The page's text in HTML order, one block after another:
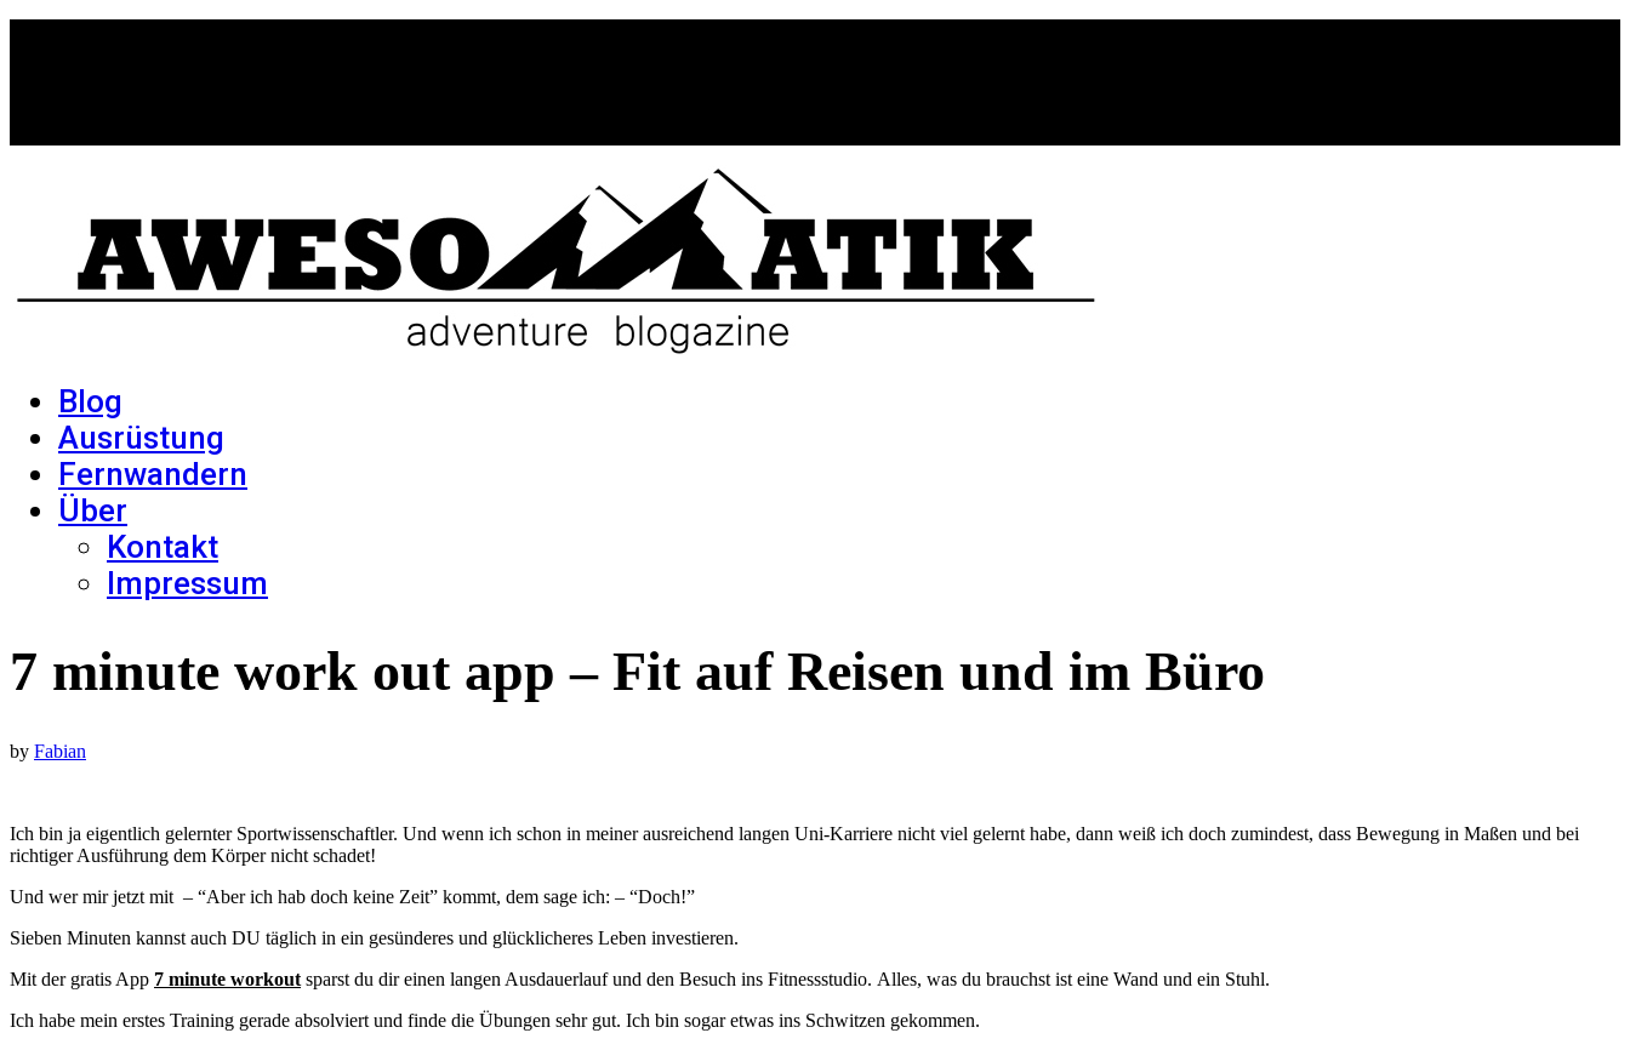
Blog
Ausrüstung
Fernwandern
Über
Kontakt
Impressum
7 minute work out app – Fit auf Reisen und im Büro
by Fabian
Ich bin ja eigentlich gelernter Sportwissenschaftler. Und wenn ich schon in meiner ausreichend langen Uni-Karriere nicht viel gelernt habe, dann weiß ich doch zumindest, dass Bewegung in Maßen und bei
richtiger Ausführung dem Körper nicht schadet!
Und wer mir jetzt mit – “Aber ich hab doch keine Zeit” kommt, dem sage ich: – “Doch!”
Sieben Minuten kannst auch DU täglich in ein gesünderes und glücklicheres Leben investieren.
Mit der gratis App 7 minute workout sparst du dir einen langen Ausdauerlauf und den Besuch ins Fitnessstudio. Alles, was du brauchst ist eine Wand und ein Stuhl.
Ich habe mein erstes Training gerade absolviert und finde die Übungen sehr gut. Ich bin sogar etwas ins Schwitzen gekommen.